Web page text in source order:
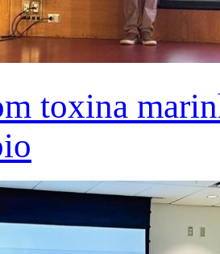
toxina